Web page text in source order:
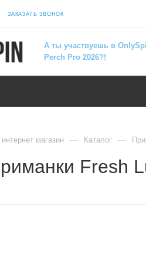
ЗАКАЗАТЬ ЗВОНОК
А ты участвуешь в
Perch Pro 2026?!
магазин — Каталог —
Fresh